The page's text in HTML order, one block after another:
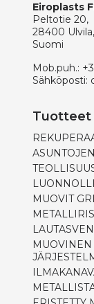
Eiroplasts
Peltotie 20,
28400 Ulvila,
Suomi
Mob.puh.:
Sähköposti:
Tuotteet
MUOVIT